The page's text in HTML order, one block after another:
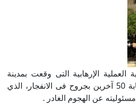
العملية الإرهابية التى وقعت بمدينة
بلوشستان جنوب غرب باكستان ما أدى لمقتل 25 شخصا على الأقل وإصابة 50 آخرين بجروح فى الانفجار، الذي
عن الهجوم الغادر .